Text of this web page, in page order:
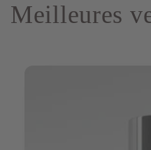
Meilleures